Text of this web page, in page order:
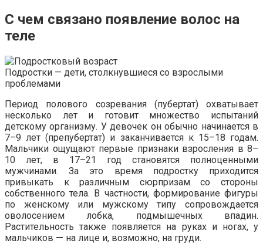
С чем связано появление волос на
теле
Подростки — дети, столкнувшиеся со взрослыми
проблемами
Период полового созревания (пубертат) охватывает
несколько лет и готовит множество испытаний
детскому организму. У девочек он обычно начинается в
7–9 лет (препубертат) и заканчивается к 15–18 годам.
Мальчики ощущают первые признаки взросления в 8–
10 лет, в 17–21 год становятся полноценными
мужчинами. За это время подростку приходится
привыкать к различным сюрпризам со стороны
собственного тела. В частности, формирование фигуры
по женскому или мужскому типу сопровождается
оволосением лобка, подмышечных впадин.
Растительность также появляется на руках и ногах, у
мальчиков — на лице и, возможно, на груди.